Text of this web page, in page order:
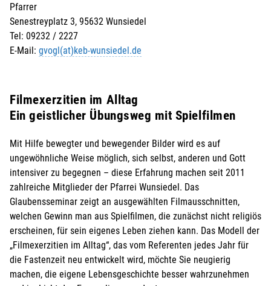
Pfarrer
Senestreyplatz 3, 95632 Wunsiedel
Tel: 09232 / 2227
E-Mail: gvogl(at)keb-wunsiedel.de
Filmexerzitien im Alltag
Ein geistlicher Übungsweg mit Spielfilmen
Mit Hilfe bewegter und bewegender Bilder wird es auf
ungewöhnliche Weise möglich, sich selbst, anderen und Gott
intensiver zu begegnen – diese Erfahrung machen seit 2011
zahlreiche Mitglieder der Pfarrei Wunsiedel. Das
Glaubensseminar zeigt an ausgewählten Filmausschnitten,
welchen Gewinn man aus Spielfilmen, die zunächst nicht religiös
erscheinen, für sein eigenes Leben ziehen kann. Das Modell der
„Filmexerzitien im Alltag“, das vom Referenten jedes Jahr für
die Fastenzeit neu entwickelt wird, möchte Sie neugierig
machen, die eigene Lebensgeschichte besser wahrzunehmen